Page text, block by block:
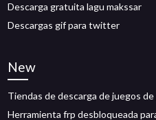
Descarga gratuita lagu makssar
Descargas gif para twitter
New
Tiendas de descarga de juegos de
Herramienta frp desbloqueada